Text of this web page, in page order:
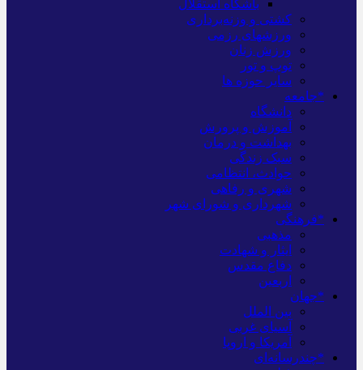
باشگاه استقلال
کشتی و وزنه‌برداری
ورزشهای رزمی
ورزش زنان
توپ و تور
سایر حوزه ها
*جامعه
دانشگاه
آموزش و پرورش
بهداشت و درمان
سبک زندگی
حوادث، انتظامی
شهری و رفاهی
شهرداری و شورای شهر
*فرهنگی
مذهبی
ایثار و شهادت
دفاع مقدس
اربعین
*جهان
بین الملل
آسیای غربی
آمریکا و اروپا
*چندرسانه‌ای